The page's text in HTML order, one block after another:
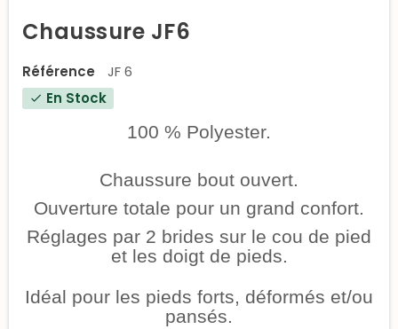
Chaussure JF6
Référence JF 6
check En Stock
100 % Polyester.
Chaussure bout ouvert.
Ouverture totale pour un grand confort.
Réglages par 2 brides sur le cou de pied
et les doigt de pieds.
Idéal pour les pieds forts, déformés et/ou
pansés.